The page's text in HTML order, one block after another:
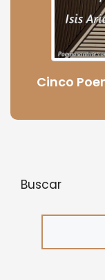
Cinco
Buscar